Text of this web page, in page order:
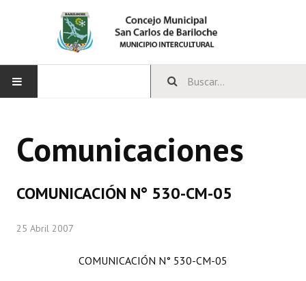
CONCEJO
Comisiones Especiales
Comunicaciones
COMUNICACIÓN N° 530-CM-05
25 Abril 2007
COMUNICACIÓN N° 530-CM-05